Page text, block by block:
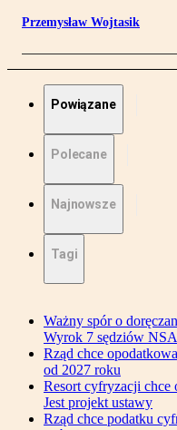
Przemysław Wojtasik
Powiązane
Polecane
Najnowsze
Tagi
Ważny spór o
Wyrok 7 sędziów NSA
Rząd chce
od 2027 roku
Resort cyfryzacji chce
Jest projekt ustawy
Rząd chce podatku